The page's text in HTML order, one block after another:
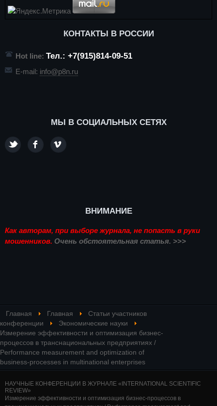
КОНТАКТЫ В РОССИИ
Hot line: Тел.: +7(915)814-09-51
E-mail: info@p8n.ru
МЫ В СОЦИАЛЬНЫХ СЕТЯХ
ВНИМАНИЕ
Как авторам, при выборе журнала, не попасть в руки
мошенников. Очень обстоятельная статья. >>>
Главная Главная
Статьи участников
конференции
Экономические науки
Измерение эффективности и оптимизация бизнес-
процессов в транснациональных предприятиях /
Performance measurement and optimization of
business-processes in multinational enterprises
НАУЧНЫЕ КОНФЕРЕНЦИИ В ЖУРНАЛЕ «INTERNATIONAL SCIENTIFIC
REVIEW»
Измерение эффективности и оптимизация бизнес-процессов в